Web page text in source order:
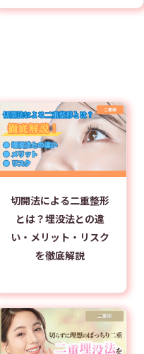
切開法による二重整形
とは？埋没法との違
い・メリット・リスク
を徹底解説